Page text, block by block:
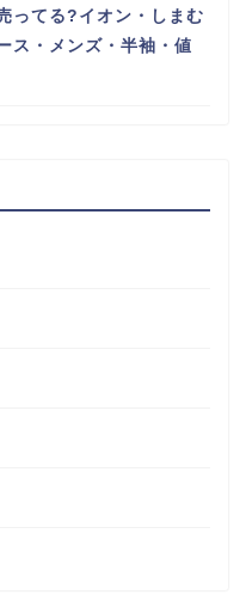
ってる?イオン・しまむ
ス・メンズ・半袖・値